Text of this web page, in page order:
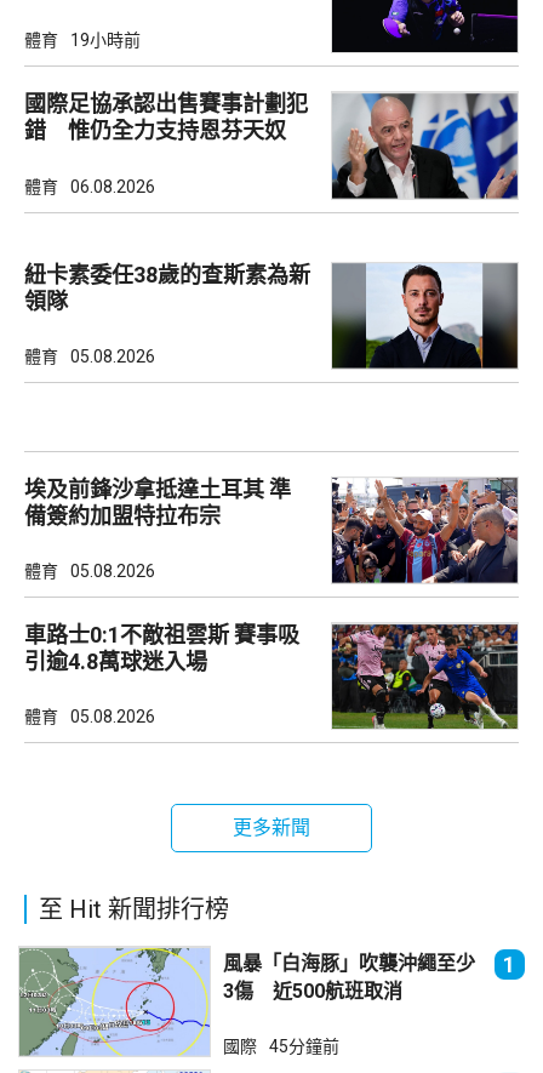
體育 19小時前
國際足協承認出售賽事計劃犯
錯 惟仍全力支持恩芬天奴
體育 06.08.2026
紐卡素委任38歲的查斯素為新
領隊
體育 05.08.2026
埃及前鋒沙拿抵達土耳其 準
備簽約加盟特拉布宗
體育 05.08.2026
車路士0:1不敵祖雲斯 賽事吸
引逾4.8萬球迷入場
體育 05.08.2026
更多新聞
至 Hit 新聞排行榜
風暴「白海豚」吹襲沖繩至少
3傷 近500航班取消
1
國際 45分鐘前